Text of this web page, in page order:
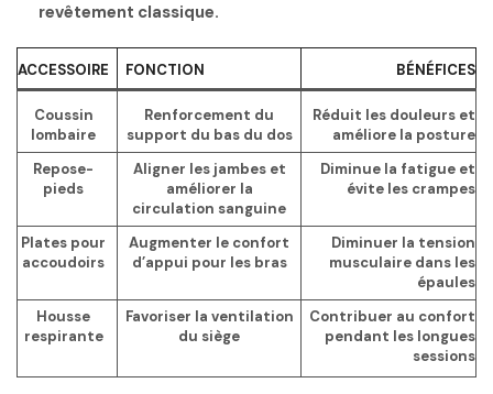
revêtement classique.
ACCESSOIRE FONCTION BÉNÉFICES
Coussin
lombaire
Renforcement du
support du bas du dos
Réduit les douleurs et
améliore la posture
Repose-
pieds
Aligner les jambes et
améliorer la
circulation sanguine
Diminue la fatigue et
évite les crampes
Plates pour
accoudoirs
Augmenter le confort
d’appui pour les bras
Diminuer la tension
musculaire dans les
épaules
Housse
respirante
Favoriser la ventilation
du siège
Contribuer au confort
pendant les longues
sessions